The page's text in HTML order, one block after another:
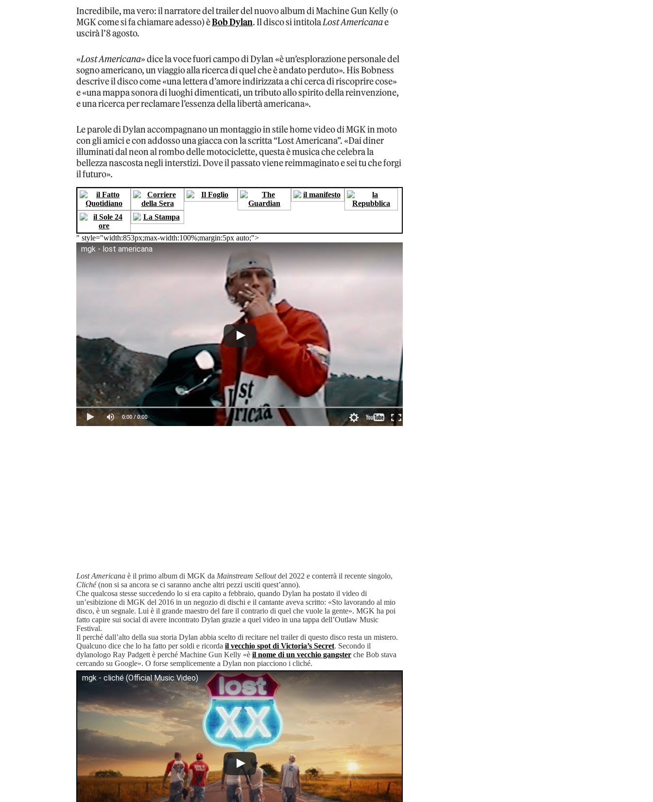
Incredibile, ma vero: il narratore del trailer del nuovo album di Machine Gun Kelly (o
MGK come si fa chiamare adesso) èBob Dylan. Il disco si intitolaLost Americanae
uscirà l’8 agosto.
«Lost Americana» dice la voce fuori campo di Dylan «è un’esplorazione personale del
sogno americano, un viaggio alla ricerca di quel che è andato perduto». His Bobness
descrive il disco come «una lettera d’amore indirizzata a chi cerca di riscoprire cose»
e «una mappa sonora di luoghi dimenticati, un tributo allo spirito della reinvenzione,
e una ricerca per reclamare l’essenza della libertà americana».
Le parole di Dylan accompagnano un montaggio in stile home video di MGK in moto
con gli amici e con addosso una giacca con la scritta “Lost Americana”. «Dai diner
illuminati dal neon al rombo delle motociclette, questa è musica che celebra la
bellezza nascosta negli interstizi. Dove il passato viene reimmaginato e sei tu che forgi
il futuro».
" style="width:853px;max-width:100%;margin:5px auto;">
mgk - lost americana
Lost Americana è il primo album di MGK da Mainstream Selloutdel 2022 e conterrà il recente singolo,
Cliché(non si sa ancora se ci saranno anche altri pezzi usciti quest’anno).
Che qualcosa stesse succedendo lo si era capito a febbraio, quando Dylan ha postato il video di
un’esibizione di MGK del 2016 in un negozio di dischi e il cantante aveva scritto: «Sto lavorando al mio
disco, è un segnale. Lui è il grande maestro del fare il contrario di quel che vuole la gente». MGK ha poi
fatto capire sui social di avere incontrato Dylan grazie a quel video in una tappa dell’Outlaw Music
Festival.
Il perché dall’alto della sua storia Dylan abbia scelto di recitare nel trailer di questo disco resta un mistero.
Qualcuno dice che lo ha fatto per soldi e ricordail vecchio spot di Victoria’s Secret. Secondo il
dylanologo Ray Padgett è perché Machine Gun Kelly «èil nome di un vecchio gangster che Bob stava
cercando su Google». O forse semplicemente a Dylan non piacciono i cliché.
mgk - cliché (Official Music Video)